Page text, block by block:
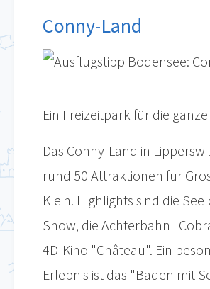
Conny-Land
Ein Freizeitpark für die
Das Conny-Land in
rund 50 Attraktionen für
Klein. Highlights sind die
Show, die Achterbahn
4D-Kino "Château". Ein
Erlebnis ist das "Baden mit